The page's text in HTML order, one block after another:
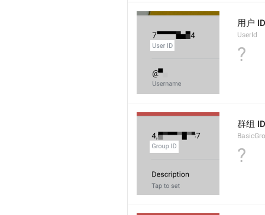
用户 ID
UserId
?
群组 ID
?